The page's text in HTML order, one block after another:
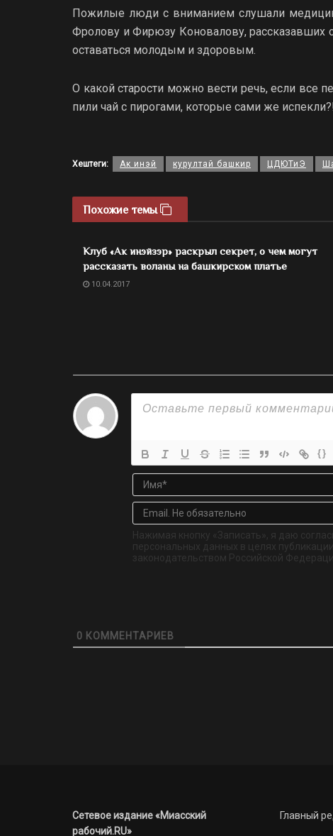
Пожилые люди с вниманием слушали
Фролову и Фирюзу Коновалову, рассказавших
оставаться молодым и здоровым.
О какой старости можно вести речь, если все
пили чай с пирогами, которые сами же
Хештеги: Ак инэй курултай башкир ЦДЮТиЭ
Похожие темы
Клуб «Ак инэйзэр» раскрыл секрет, о чем могут
рассказать воланы на башкирском платье
10.04.2017
{}
Нажимая кнопку «Записать», я даю
персональных данных в целях
законодательством Российской
0 КОММЕНТАРИЕВ
Сетевое издание «Миасский
рабочий.RU»
Главный